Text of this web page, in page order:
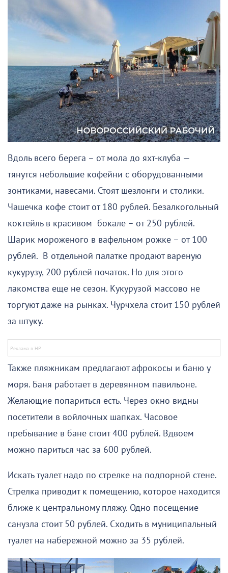
Вдоль всего берега – от мола до яхт-клуба —
тянутся небольшие кофейни с оборудованными
зонтиками, навесами. Стоят шезлонги и столики.
Чашечка кофе стоит от 180 рублей. Безалкогольный
коктейль в красивом бокале – от 250 рублей.
Шарик мороженого в вафельном рожке – от 100
рублей. В отдельной палатке продают вареную
кукурузу, 200 рублей початок. Но для этого
лакомства еще не сезон. Кукурузой массово не
торгуют даже на рынках. Чурчхела стоит 150 рублей
за штуку.
Также пляжникам предлагают афрокосы и баню у
моря. Баня работает в деревянном павильоне.
Желающие попариться есть. Через окно видны
посетители в войлочных шапках. Часовое
пребывание в бане стоит 400 рублей. Вдвоем
можно париться час за 600 рублей.
Искать туалет надо по стрелке на подпорной стене.
Стрелка приводит к помещению, которое находится
ближе к центральному пляжу. Одно посещение
санузла стоит 50 рублей. Сходить в муниципальный
туалет на набережной можно за 35 рублей.